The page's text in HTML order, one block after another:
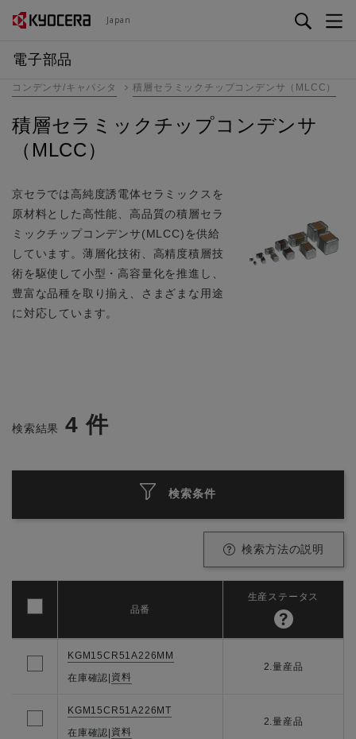
Japan
電子部品
コンデンサ/キャパシタ 積層セラミックチップコンデンサ（MLCC）
積層セラミックチップコンデンサ
（MLCC）
京セラでは高純度誘電体セラミックスを
原材料とした高性能、高品質の積層セラ
ミックチップコンデンサ(MLCC)を供給
しています。薄層化技術、高精度積層技
術を駆使して小型・高容量化を推進し、
豊富な品種を取り揃え、さまざまな用途
に対応しています。
検索結果 4 件
検索条件
検索方法の説明
KGM15CR51A226MM
在庫確認| 資料
2.量産品
KGM15CR51A226MT
在庫確認| 資料
2.量産品
品番
生産ステータス